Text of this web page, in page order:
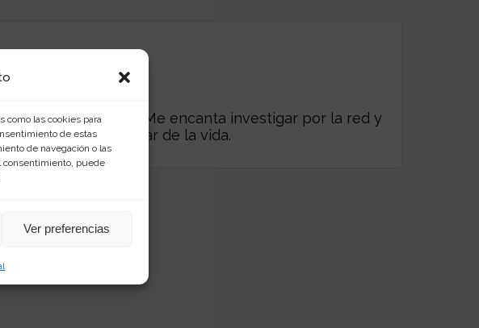
como las cookies para
de estas
de navegación o las
consentimiento, puede
Ver preferencias
singulares. Me encanta investigar por la red y
el mar y disfrutar de la vida.